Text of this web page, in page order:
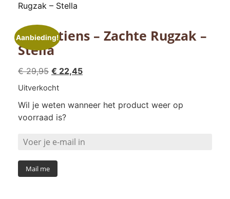
Rugzak – Stella
Aanbieding!
Lilliputiens – Zachte Rugzak –
Stella
€29,95 Oorspronkelijke
prijs
€ 29,95.
€ 22,45Huidige
€ 22,45.
Uitverkocht
Wil je weten wanneer het product weer op
voorraad is?
Mail me